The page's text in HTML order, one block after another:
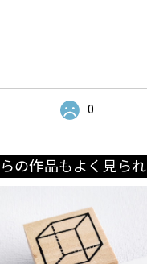
0
の作品もよく見ら